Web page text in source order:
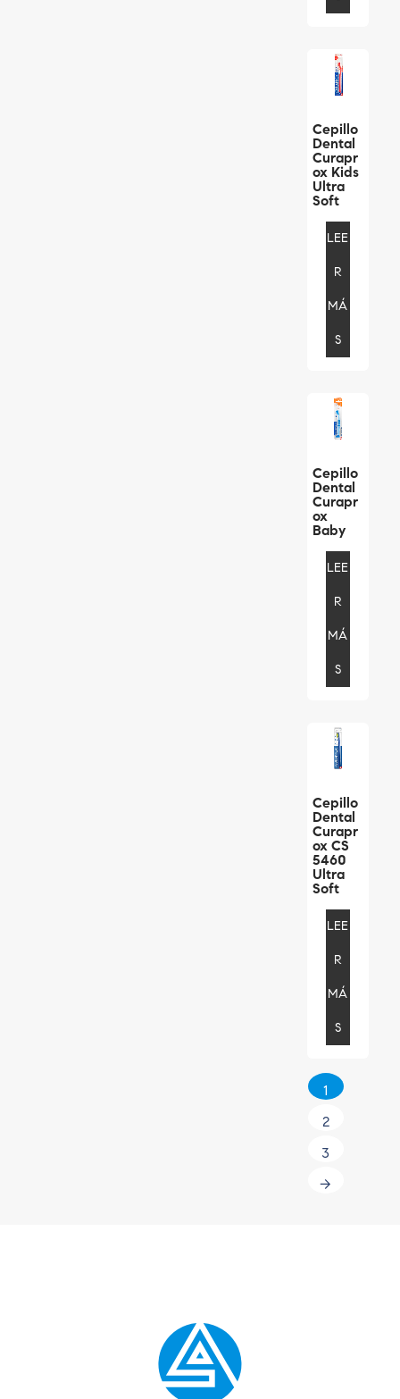
Cepillo
Dental
Curapr
Ox Kids
Ultra
Soft
LEE
R
MÁ
S
Cepillo
Dental
Curapr
Ox
Baby
LEE
R
MÁ
S
Cepillo
Dental
Curapr
Ox CS
5460
Ultra
Soft
LEE
R
MÁ
S
1
2
3
→